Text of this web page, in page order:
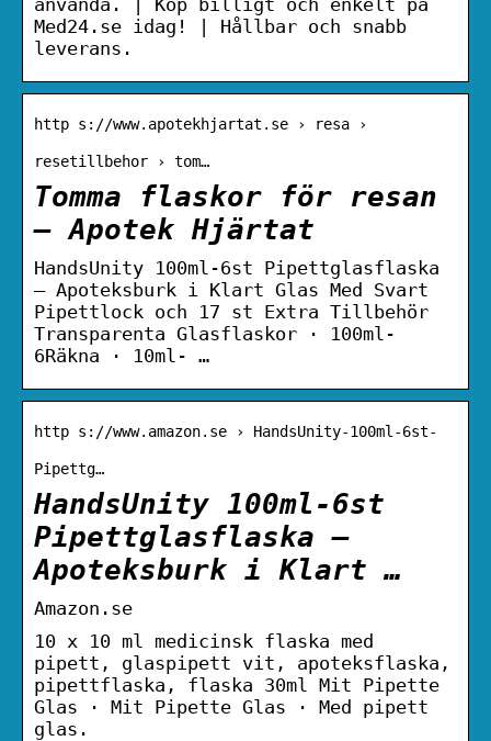
Med24.se idag! | Hållbar och snabb
leverans.
http s://www.apotekhjartat.se › resa ›
resetillbehor › tom…
Tomma flaskor för resan
– Apotek Hjärtat
HandsUnity 100ml-6st Pipettglasflaska
– Apoteksburk i Klart Glas Med Svart
Pipettlock och 17 st Extra Tillbehör
Transparenta Glasflaskor · ‎100ml-
6Räkna · ‎10ml- …
http s://www.amazon.se › HandsUnity-100ml-6st-
Pipettg…
HandsUnity 100ml-6st
Pipettglasflaska –
Apoteksburk i Klart …
Amazon.se
10 x 10 ml medicinsk flaska med
pipett, glaspipett vit, apoteksflaska,
pipettflaska, flaska 30ml Mit Pipette
Glas · Mit Pipette Glas · Med pipett
glas.